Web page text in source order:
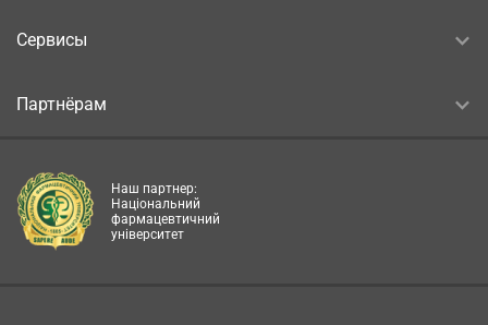
Сервисы
Партнёрам
Наш партнер:
Національний
фармацевтичний
університет